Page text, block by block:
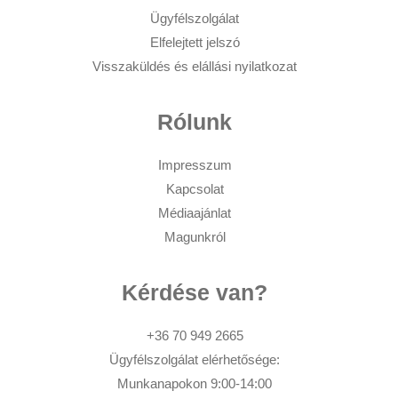
Ügyfélszolgálat
Elfelejtett jelszó
Visszaküldés és elállási nyilatkozat
Rólunk
Impresszum
Kapcsolat
Médiaajánlat
Magunkról
Kérdése van?
+36 70 949 2665
Ügyfélszolgálat elérhetősége:
Munkanapokon 9:00-14:00